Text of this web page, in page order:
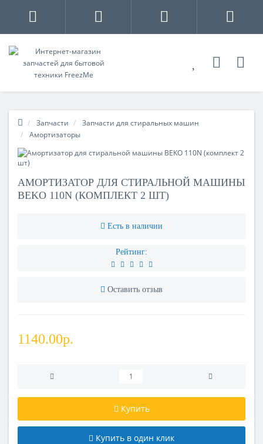
Запчасти
Запчасти для стиральных машин
Амортизаторы
АМОРТИЗАТОР ДЛЯ СТИРАЛЬНОЙ МАШИНЫ
BEKO 110N (КОМПЛЕКТ 2 ШТ)
Есть в наличии
Рейтинг:
Оставить отзыв
1140.00р.
Купить
Купить в один клик